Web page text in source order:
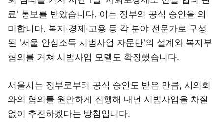
료' 통보를 받았습니다. 이는 정부의 공식 승인을 의
미합니다. 복지‧경제‧고용 등 각 분야 전문가로 구성
된 '서울 안심소득 시범사업 자문단'의 설계와 복지부
협의를 거쳐 시범사업 모델도 확정했습니다.
서울시는 정부로부터 공식 승인도 받은 만큼, 시의회
와의 협의를 원만하게 진행해 내년 시범사업을 차질
없이 추진하겠다는 방침입니다.